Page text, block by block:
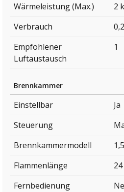
Wärmeleistung (Max.)
2
Verbrauch
Empfohlener
Luftaustausch
1
Brennkammer
Einstellbar
Ja
Steuerung
Brennkammermodell
Flammenlänge
Fernbedienung